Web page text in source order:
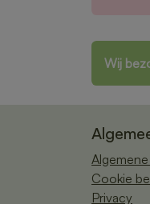
Wij
Cookie
Privacy